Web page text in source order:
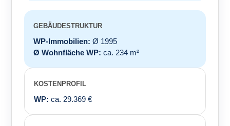
GEBÄUDESTRUKTUR
WP-Immobilien: Ø 1995
Ø Wohnfläche WP: ca. 234 m²
KOSTENPROFIL
WP: ca. 29.369 €